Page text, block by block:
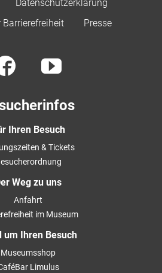
Datenschutzerklärung
Presse
Ihren Besuch
& Tickets
Weg zu uns
Anfahrt
im Museum
um Ihren Besuch
Museumsshop
Limulus